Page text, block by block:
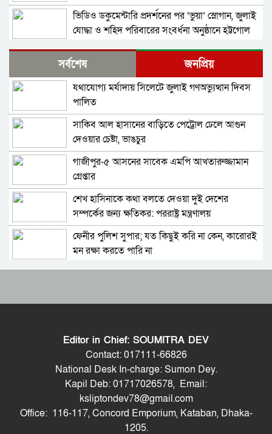
ভিডিও ডকুমেন্টারি প্রদর্শনের পর ‘ভুয়া’ স্লোগান, জুলাই
যোদ্ধা ও শহিদ পরিবারের সংবর্ধনা অনুষ্ঠানে হট্টগোল
সাবেক প্রধানমন্ত্রী শেখ হাসিনাকে সেদিন ভারতে পৌঁছে
দেন যারা, প্রকাশ্যে এলো নতুন তথ্য
মন্ত্রিসভা থেকে বাদ পড়তে পারেন অনেকেই, নতুন করে
আলোচনায় যেসব নাম
সংবিধান থেকে বাতিল হতে পারে শেখ মুজিবুর
রহমানের ‘জাতির পিতা’ স্বীকৃতি
চিফ প্রসিকিউটর; বিদ্বেষমূলক না হলে হাসিনার বক্তব্য
প্রচারে আইনগত বাধা নেই
ইরাক সফরে হঠাৎ ইরানের পররাষ্ট্রমন্ত্রী আব্বাস
আরাগচি
শেখ হাসিনার বক্তব্য দেওয়ার সঙ্গে ভারত সরকারের
কোনও সম্পর্ক নেই: রণধীর জয়সোয়াল
দিনেশ ত্রিবেদীকে হুমায়ুন কবির; শেখ হাসিনা যেন
ভারতের ভূখণ্ড ব্যবহার করে রাজনৈতিক বক্তব্য দিতে
না পারেন
শেখ হাসিনার ভার্চুয়াল অনুষ্ঠান নিয়ে ভারতের স্পষ্ট
অবস্থান জানতে চায় ঢাকা: পররাষ্ট্র প্রতিমন্ত্রী
সর্বশেষ জনপ্রিয়
যথাযোগ্য মর্যাদায় সিলেটে জুলাই গণঅভ্যুত্থান দিবস
পালিত
সাকিব আল হাসানের বাড়িতে পেট্রোল ঢেলে আগুন
দেওয়ার চেষ্টা, ভাঙচুর
গাজীপুর-৫ আসনের সাবেক এমপি আখতারুজ্জামান
গ্রেপ্তার
শেখ হাসিনাকে কথা বলতে দেওয়া দুই দেশের
সম্পর্কের জন্য ক্ষতিকর: পররাষ্ট্র মন্ত্রণালয়
ফেনীর পুলিশ সুপার; যত কিছুই করি না কেন, কারোরই
মন রক্ষা করতে পারি না
Moulvibazar Observes July Mass Uprising
মৌলভীবাজারে যথাযোগ্য মর্যাদায় পালিত জুলাই
গণঅভ্যুত্থান দিবস
কুষ্টিয়ায় নানা আয়োজনে জুলাই গণঅভ্যুত্থান দিবস
পালিত
শেখ হাসিনার বক্তব্য প্রচারে নিষেধাজ্ঞার যৌক্তিকতা
Editor in Chief: SOUMITRA DEV
Contact: 017111-66826
National Desk In-charge: Sumon Dey.
Kapil Deb: 01717026578, Email:
ksliptondev78@gmail.com
Office: 116-117, Concord Emporium, Kataban, Dhaka-
1205.